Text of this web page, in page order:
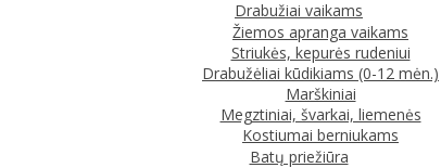
Drabužiai vaikams
Žiemos apranga vaikams
Striukės, kepurės rudeniui
Drabužėliai kūdikiams (0-12 mėn.)
Marškiniai
Megztiniai, švarkai, liemenės
Kostiumai berniukams
Batų priežiūra